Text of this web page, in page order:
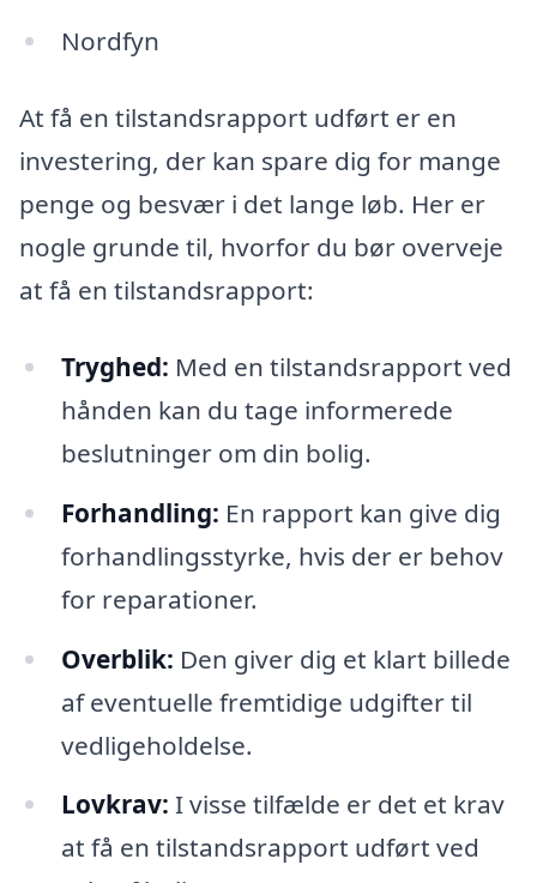
Nordfyn
At få en tilstandsrapport udført er en
investering, der kan spare dig for mange
penge og besvær i det lange løb. Her er
nogle grunde til, hvorfor du bør overveje
at få en tilstandsrapport:
Tryghed: Med en tilstandsrapport ved
hånden kan du tage informerede
beslutninger om din bolig.
Forhandling: En rapport kan give dig
forhandlingsstyrke, hvis der er behov
for reparationer.
Overblik: Den giver dig et klart billede
af eventuelle fremtidige udgifter til
vedligeholdelse.
Lovkrav: I visse tilfælde er det et krav
at få en tilstandsrapport udført ved